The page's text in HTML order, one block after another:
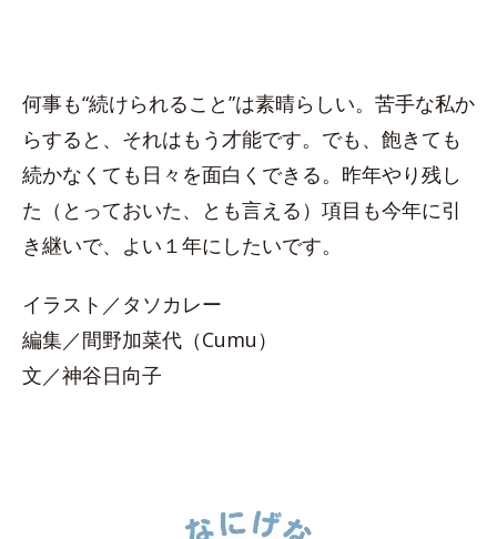
何事も“続けられること”は素晴らしい。苦手な私か
らすると、それはもう才能です。でも、飽きても
続かなくても日々を面白くできる。昨年やり残し
た（とっておいた、とも言える）項目も今年に引
き継いで、よい１年にしたいです。
イラスト／タソカレー
編集／間野加菜代（Cumu）
文／神谷日向子